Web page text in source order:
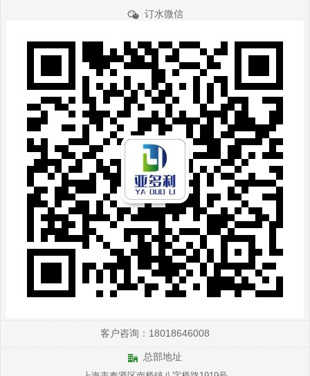
订水微信
客户咨询：18018646008
总部地址